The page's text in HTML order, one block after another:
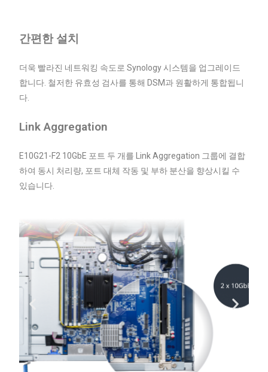
간편한 설치
더욱 빨라진 네트워킹 속도로 Synology 시스템을 업그레이드
합니다. 철저한 유효성 검사를 통해 DSM과 원활하게 통합됩니
다.
Link Aggregation
E10G21-F2 10GbE 포트 두 개를 Link Aggregation 그룹에 결합
하여 동시 처리량, 포트 대체 작동 및 부하 분산을 향상시킬 수
있습니다.